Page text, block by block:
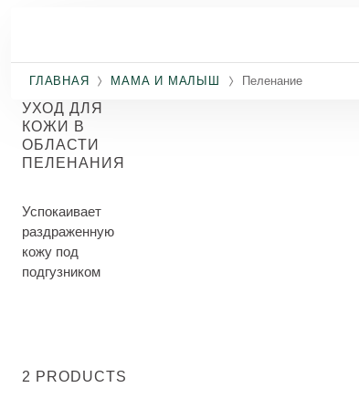
ГЛАВНАЯ МАМА И МАЛЫШ Пеленание
УХОД ДЛЯ
КОЖИ В
ОБЛАСТИ
ПЕЛЕНАНИЯ
Успокаивает
раздраженную
кожу под
подгузником
2 PRODUCTS